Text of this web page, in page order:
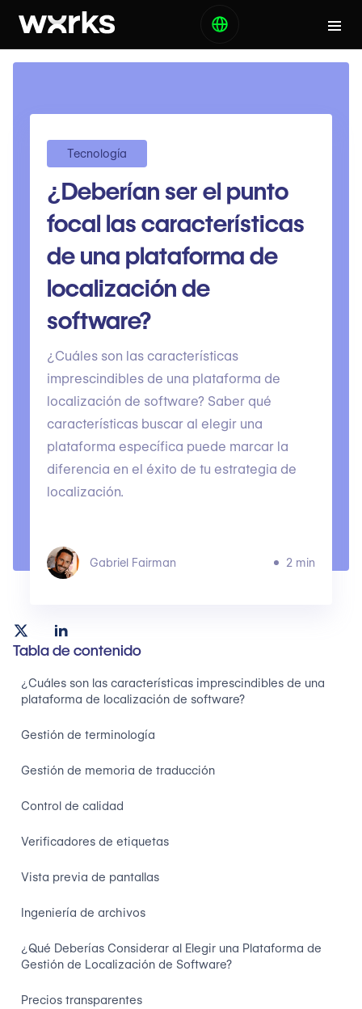
Tecnología
¿Deberían ser el punto
focal las características
de una plataforma de
localización de
software?
¿Cuáles son las características
imprescindibles de una plataforma de
localización de software? Saber qué
características buscar al elegir una
plataforma específica puede marcar la
diferencia en el éxito de tu estrategia de
localización.
Gabriel Fairman 2 min
Tabla de contenido
¿Cuáles son las características imprescindibles de una
plataforma de localización de software?
Gestión de terminología
Gestión de memoria de traducción
Control de calidad
Verificadores de etiquetas
Vista previa de pantallas
Ingeniería de archivos
¿Qué Deberías Considerar al Elegir una Plataforma de
Gestión de Localización de Software?
Precios transparentes